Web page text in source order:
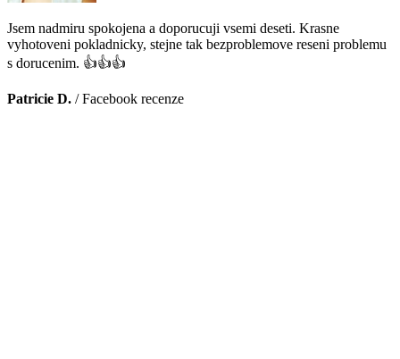
Jsem nadmiru spokojena a doporucuji vsemi deseti. Krasne
vyhotoveni pokladnicky, stejne tak bezproblemove reseni problemu
s dorucenim. 👍👍👍
Patricie D. /Facebook recenze